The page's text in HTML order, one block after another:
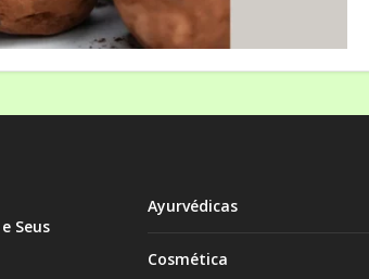
Seus
Ayurvédicas
Cosmética